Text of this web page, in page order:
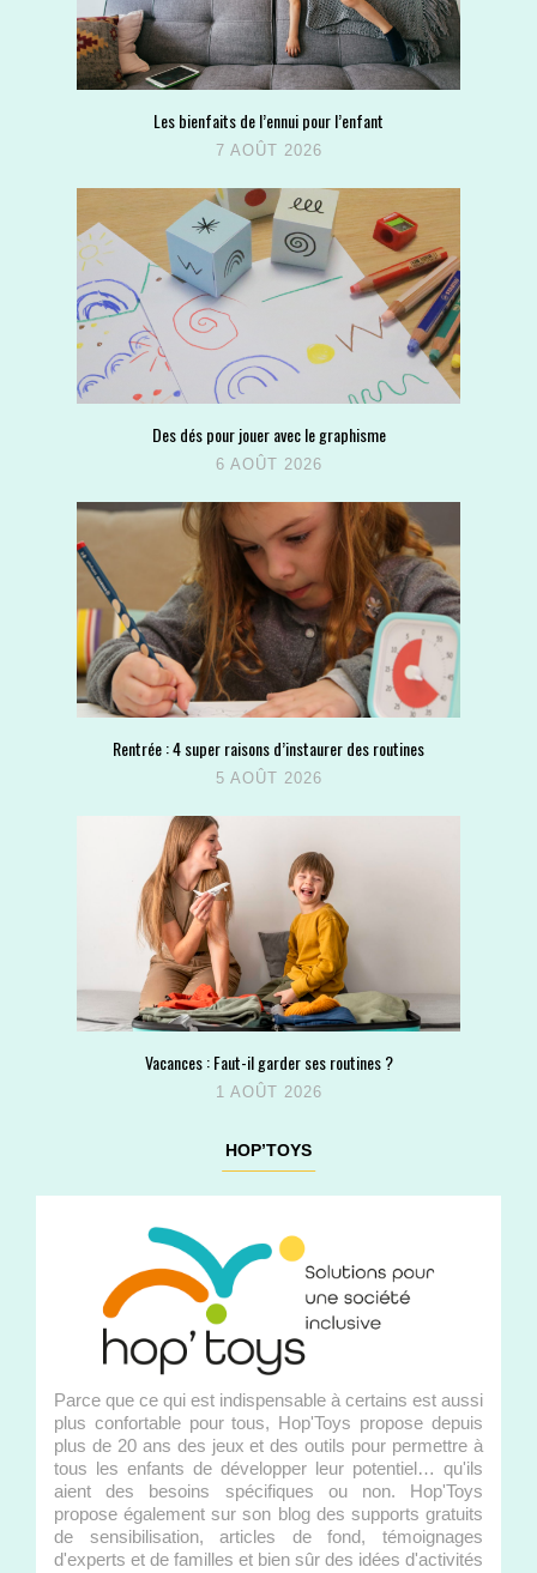
Les bienfaits de l’ennui pour l’enfant
7 AOÛT 2026
Des dés pour jouer avec le graphisme
6 AOÛT 2026
Rentrée : 4 super raisons d’instaurer des routines
5 AOÛT 2026
Vacances : Faut-il garder ses routines ?
1 AOÛT 2026
HOP’TOYS
Parce que ce qui est indispensable à certains est aussi
plus confortable pour tous, Hop'Toys propose depuis
plus de 20 ans des jeux et des outils pour permettre à
tous les enfants de développer leur potentiel… qu'ils
aient des besoins spécifiques ou non. Hop'Toys
propose également sur son blog des supports gratuits
de sensibilisation, articles de fond, témoignages
d'experts et de familles et bien sûr des idées d'activités